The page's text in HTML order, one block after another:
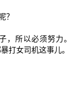
？
，所以必须努力。
打女司机这事儿。